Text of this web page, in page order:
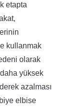
etapta
kullanmak
olarak
yüksek
azalması
elbise